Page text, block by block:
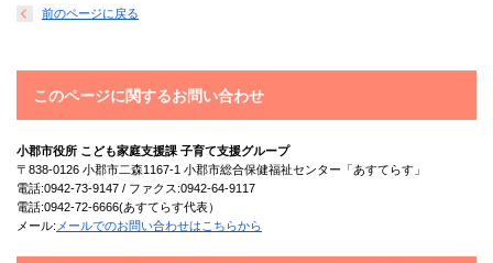
前のページに戻る
このページに関するお問い合わせ
小郡市役所 こども家庭支援課 子育て支援グループ
〒838-0126 小郡市二森1167-1 小郡市総合保健福祉センター「あすてらす」
電話:0942-73-9147 / ファクス:0942-64-9117
電話:0942-72-6666(あすてらす代表）
メール: メールでのお問い合わせはこちらから